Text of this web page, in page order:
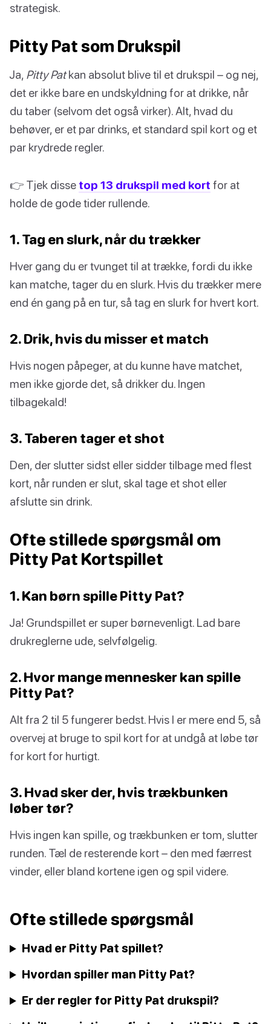
strategisk.
Pitty Pat som Drukspil
Ja, Pitty Patkan absolut blive til et drukspil – og nej,
det er ikke bare en undskyldning for at drikke, når
du taber (selvom det også virker). Alt, hvad du
behøver, er et par drinks, et standard spil kort og et
par krydrede regler.
👉 Tjek disse top 13 drukspil med kort for at
holde de gode tider rullende.
1. Tag en slurk, når du trækker
Hver gang du er tvunget til at trække, fordi du ikke
kan matche, tager du en slurk. Hvis du trækker mere
end én gang på en tur, så tag en slurk for hvert kort.
2. Drik, hvis du misser et match
Hvis nogen påpeger, at du kunne have matchet,
men ikke gjorde det, så drikker du. Ingen
tilbagekald!
3. Taberen tager et shot
Den, der slutter sidst eller sidder tilbage med flest
kort, når runden er slut, skal tage et shot eller
afslutte sin drink.
Ofte stillede spørgsmål om
Pitty Pat Kortspillet
1. Kan børn spille Pitty Pat?
Ja! Grundspillet er super børnevenligt. Lad bare
drukreglerne ude, selvfølgelig.
2. Hvor mange mennesker kan spille
Pitty Pat?
Alt fra 2 til 5 fungerer bedst. Hvis I er mere end 5, så
overvej at bruge to spil kort for at undgå at løbe tør
for kort for hurtigt.
3. Hvad sker der, hvis trækbunken
løber tør?
Hvis ingen kan spille, og trækbunken er tom, slutter
runden. Tæl de resterende kort – den med færrest
vinder, eller bland kortene igen og spil videre.
Ofte stillede spørgsmål
Hvad er Pitty Pat spillet?
Hvordan spiller man Pitty Pat?
Er der regler for Pitty Pat drukspil?